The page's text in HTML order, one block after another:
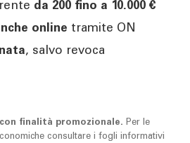
da 200 fino a 10.000 €
online tramite ON
, salvo revoca
finalità promozionale. Per le
consultare i fogli informativi